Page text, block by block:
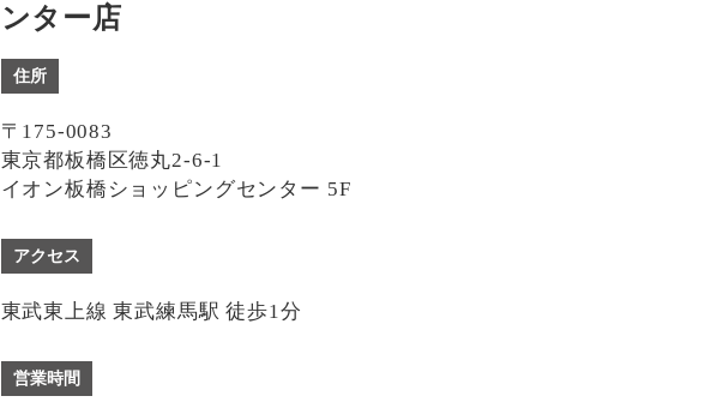
ンター店
住所
〒175-0083
東京都板橋区徳丸2-6-1
イオン板橋ショッピングセンター 5F
アクセス
東武東上線 東武練馬駅 徒歩1分
営業時間